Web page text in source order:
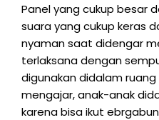
Panel yang cukup besar
suara yang cukup keras
nyaman saat didengar
terlaksana dengan
digunakan didalam
mengajar, anak-anak
karena bisa ikut